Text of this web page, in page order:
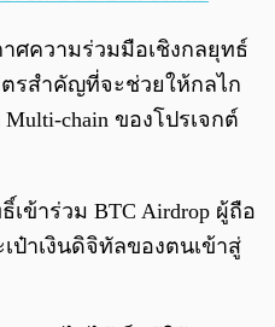
าศความร่วมมือเชิงกลยุทธ์
รสำคัญที่จะช่วยให้กลไก
chain ของโปรเจกต์
ข้าร่วม BTC Airdrop ผู้ถือ
ป๋าเงินดิจิทัลของตนเข้าสู่